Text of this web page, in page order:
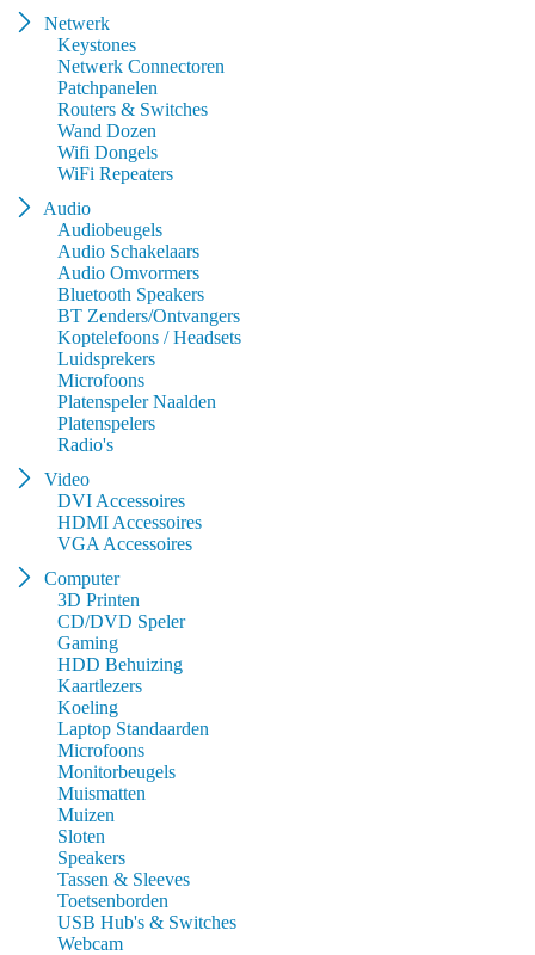
Netwerk
Keystones
Netwerk Connectoren
Patchpanelen
Routers & Switches
Wand Dozen
Wifi Dongels
WiFi Repeaters
Audio
Audiobeugels
Audio Schakelaars
Audio Omvormers
Bluetooth Speakers
BT Zenders/Ontvangers
Koptelefoons / Headsets
Luidsprekers
Microfoons
Platenspeler Naalden
Platenspelers
Radio's
Video
DVI Accessoires
HDMI Accessoires
VGA Accessoires
Computer
3D Printen
CD/DVD Speler
Gaming
HDD Behuizing
Kaartlezers
Koeling
Laptop Standaarden
Microfoons
Monitorbeugels
Muismatten
Muizen
Sloten
Speakers
Tassen & Sleeves
Toetsenborden
USB Hub's & Switches
Webcam